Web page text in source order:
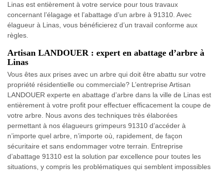
Linas est entièrement à votre service pour tous travaux
concernant l’élagage et l’abattage d’un arbre à 91310. Avec
élagueur à Linas, vous bénéficierez d’un travail conforme aux
règles.
Artisan LANDOUER : expert en abattage d’arbre à
Linas
Vous êtes aux prises avec un arbre qui doit être abattu sur votre
propriété résidentielle ou commerciale? L’entreprise Artisan
LANDOUER experte en abattage d’arbre dans la ville de Linas est
entièrement à votre profit pour effectuer efficacement la coupe de
votre arbre. Nous avons des techniques très élaborées
permettant à nos élagueurs grimpeurs 91310 d’accéder à
n’importe quel arbre, n’importe où, rapidement, de façon
sécuritaire et sans endommager votre terrain. Entreprise
d’abattage 91310 est la solution par excellence pour toutes les
situations, y compris les problématiques qui semblent impossibles